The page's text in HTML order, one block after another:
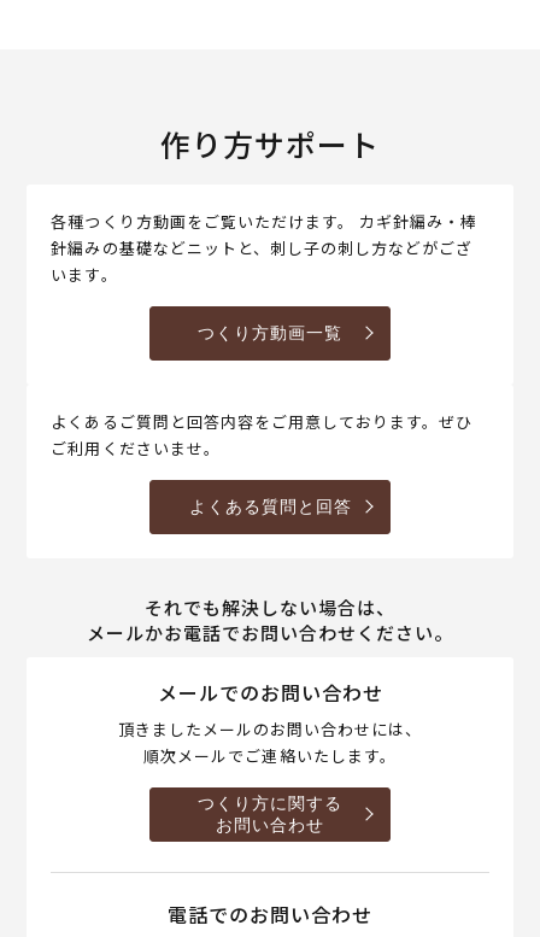
作り方サポート
各種つくり方動画をご覧いただけます。 カギ針編み・棒
針編みの基礎などニットと、刺し子の刺し方などがござ
います。
つくり方動画一覧
よくあるご質問と回答内容をご用意しております。ぜひ
ご利用くださいませ。
よくある質問と回答
それでも解決しない場合は、
メールかお電話でお問い合わせください。
メールでのお問い合わせ
頂きましたメールのお問い合わせには、
順次メールでご連絡いたします。
つくり方に関する
お問い合わせ
電話でのお問い合わせ